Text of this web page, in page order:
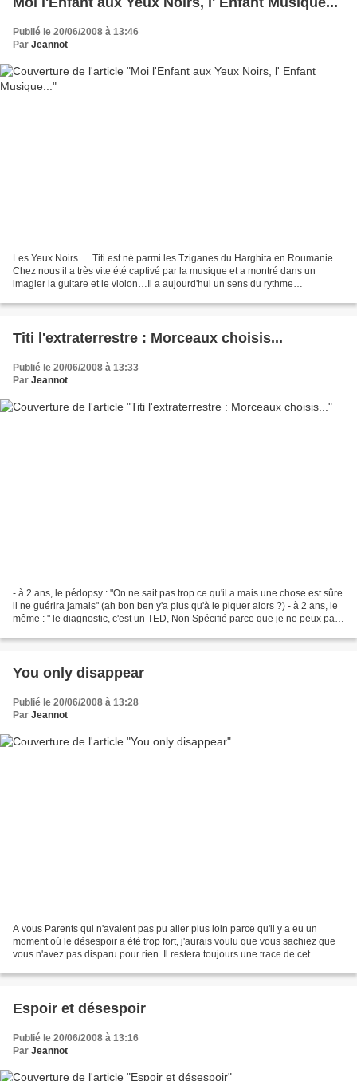
Publié le 20/06/2008 à 13:46
Par Jeannot
Les Yeux Noirs…. Titi est né parmi les Tziganes du Harghita en Roumanie.
Chez nous il a très vite été captivé par la musique et a montré dans un
imagier la guitare et le violon…Il a aujourd'hui un sens du rythme
Titi l'extraterrestre : Morceaux choisis...
Publié le 20/06/2008 à 13:33
Par Jeannot
- à 2 ans, le pédopsy : "On ne sait pas trop ce qu'il a mais une chose est sûre
il ne guérira jamais" (ah bon ben y'a plus qu'à le piquer alors ?) - à 2 ans, le
même : " le diagnostic, c'est un TED, Non Spécifié parce que je ne peux pas
You only disappear
Publié le 20/06/2008 à 13:28
Par Jeannot
A vous Parents qui n'avaient pas pu aller plus loin parce qu'il y a eu un
moment où le désespoir a été trop fort, j'aurais voulu que vous sachiez que
vous n'avez pas disparu pour rien. Il restera toujours une trace de cet
Espoir et désespoir
Publié le 20/06/2008 à 13:16
Par Jeannot